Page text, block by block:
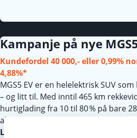
Kampanje på nye
Kundefordel 40 000,- eller 0,99%
4,88%*
MGS5 EV er en helelektrisk SUV
– og litt til. Med inntil 465 km
hurtiglading fra 10 til 80 % på bare
akselerasjon på 6,3 sekunder fra
Les mer…